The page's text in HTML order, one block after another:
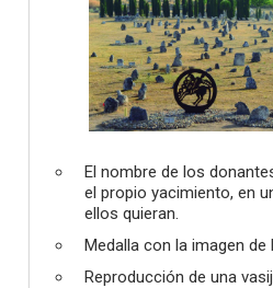
El nombre de los
el propio yacimiento, en
ellos quieran.
Medalla con la imagen de
Reproducción de una